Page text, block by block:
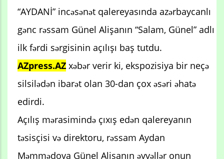
“AYDANİ” incəsənət qalereyasında azərbaycanlı
gənc rəssam Günel Alişanın “Salam, Günel” adlı
ilk fərdi sərgisinin açılışı baş tutdu.
AZpress.AZ xəbər verir ki, ekspozisiya bir neçə
silsilədən ibarət olan 30-dan çox əsəri əhatə
edirdi.
Açılış mərasimində çıxış edən qalereyanın
təsisçisi və direktoru, rəssam Aydan
Məmmədova Günel Alişanın əvvəllər onun